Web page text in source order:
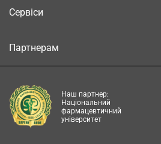
Сервіси
Партнерам
Наш партнер:
Національний
фармацевтичний
університет